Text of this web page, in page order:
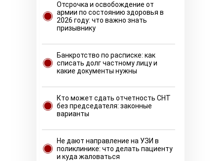
Отсрочка и освобождение от
армии по состоянию здоровья в
2026 году: что важно знать
призывнику
Банкротство по расписке: как
списать долг частному лицу и
какие документы нужны
Кто может сдать отчетность СНТ
без председателя: законные
варианты
Не дают направление на УЗИ в
поликлинике: что делать пациенту
и куда жаловаться